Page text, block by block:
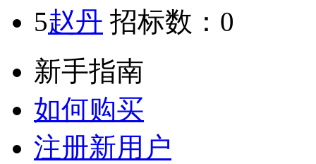
5赵丹 招标数： 0
新手指南
如何购买
注册新用户